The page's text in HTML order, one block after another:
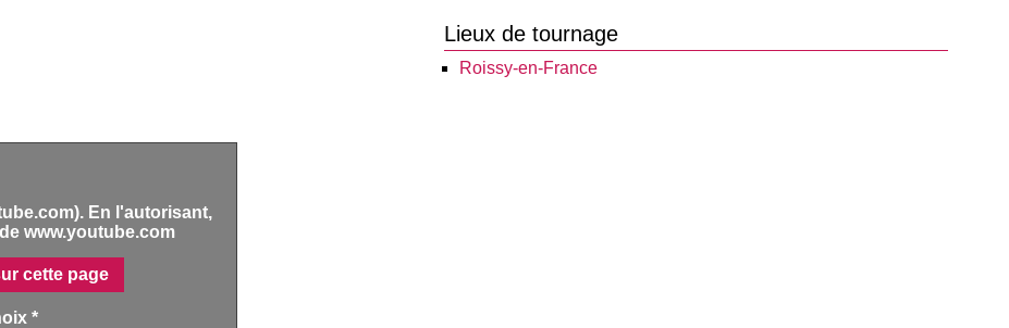
En l'autorisant,
de www.youtube.com
cette page
*
Lieux de tournage
Roissy-en-France